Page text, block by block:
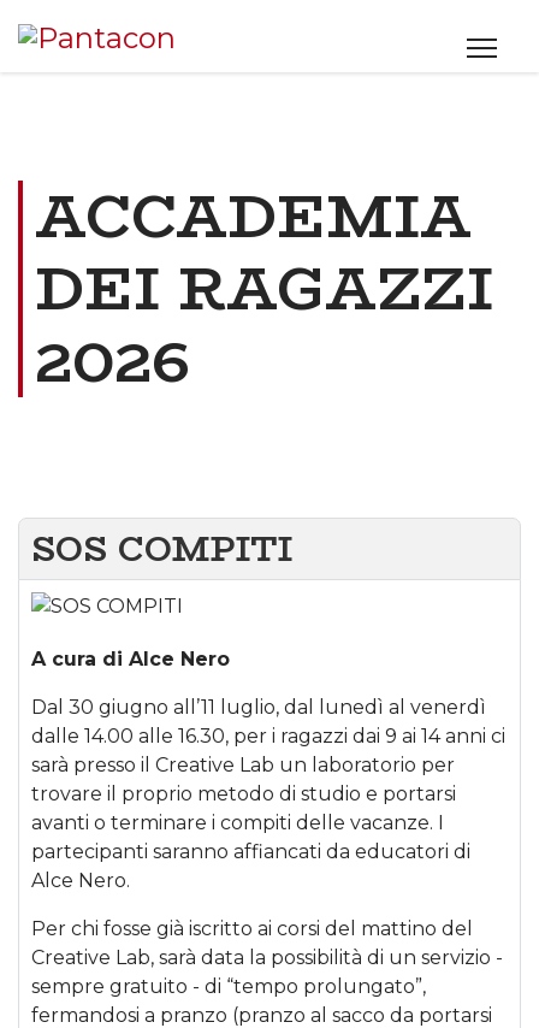
ACCADEMIA
DEI RAGAZZI
2026
SOS COMPITI
A cura di Alce Nero
Dal 30 giugno all’11 luglio, dal lunedì al venerdì
dalle 14.00 alle 16.30, per i ragazzi dai 9 ai 14 anni ci
sarà presso il Creative Lab un laboratorio per
trovare il proprio metodo di studio e portarsi
avanti o terminare i compiti delle vacanze. I
partecipanti saranno affiancati da educatori di
Alce Nero.
Per chi fosse già iscritto ai corsi del mattino del
Creative Lab, sarà data la possibilità di un servizio -
sempre gratuito - di “tempo prolungato”,
fermandosi a pranzo (pranzo al sacco da portarsi